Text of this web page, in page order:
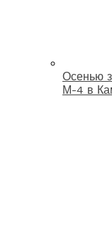
Осенью
М-4 в